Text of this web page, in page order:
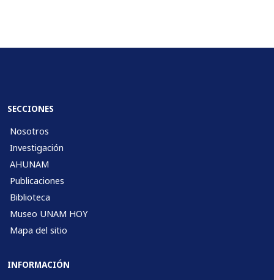
SECCIONES
Nosotros
Investigación
AHUNAM
Publicaciones
Biblioteca
Museo UNAM HOY
Mapa del sitio
INFORMACIÓN